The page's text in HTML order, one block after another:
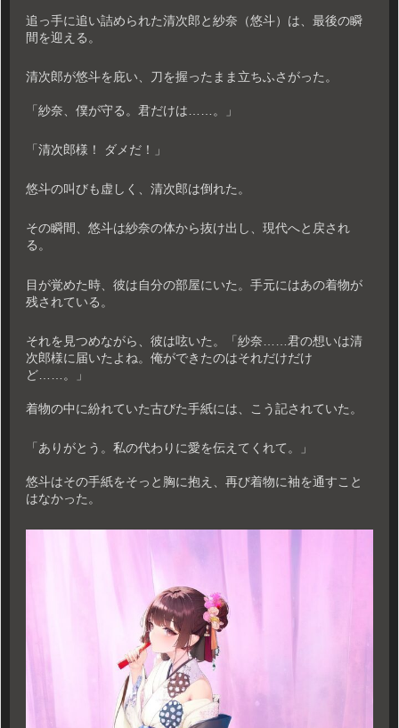
追っ手に追い詰められた清次郎と紗奈（悠斗）は、最後の瞬
間を迎える。
清次郎が悠斗を庇い、刀を握ったまま立ちふさがった。
「紗奈、僕が守る。君だけは……。」
「清次郎様！ ダメだ！」
悠斗の叫びも虚しく、清次郎は倒れた。
その瞬間、悠斗は紗奈の体から抜け出し、現代へと戻され
る。
目が覚めた時、彼は自分の部屋にいた。手元にはあの着物が
残されている。
それを見つめながら、彼は呟いた。「紗奈……君の想いは清
次郎様に届いたよね。俺ができたのはそれだけだけ
ど……。」
着物の中に紛れていた古びた手紙には、こう記されていた。
「ありがとう。私の代わりに愛を伝えてくれて。」
悠斗はその手紙をそっと胸に抱え、再び着物に袖を通すこと
はなかった。